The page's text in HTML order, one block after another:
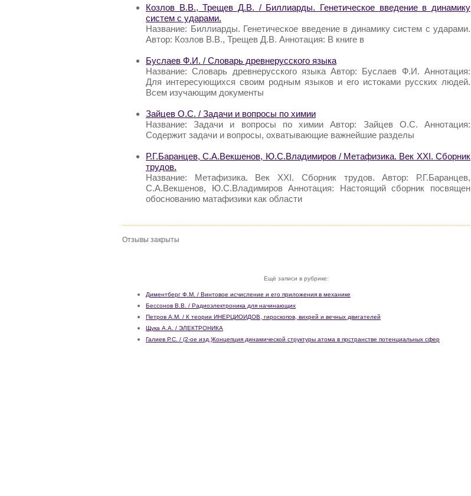
Козлов В.В., Трещев Д.В. / Биллиарды. Генетическое введение в динамику
систем с ударами.
Название: Биллиарды. Генетическое введение в динамику систем с ударами.
Автор: Козлов В.В., Трещев Д.В. Аннотация: В книге в
Буслаев Ф.И. / Словарь древнерусского языка
Название: Словарь древнерусского языка Автор: Буслаев Ф.И. Аннотация:
Для интересующихся своим родным языков и его истоками русских людей.
Всем изучающим документы
Зайцев О.С. / Задачи и вопросы по химии
Название: Задачи и вопросы по химии Автор: Зайцев О.С. Аннотация:
Содержит задачи и вопросы, охватывающие важнейшие разделы
Р.Г.Баранцев, С.А.Векшенов, Ю.С.Владимиров / Метафизика. Век XXI. Сборник
трудов.
Название: Метафизика. Век XXI. Сборник трудов. Автор: Р.Г.Баранцев,
С.А.Векшенов, Ю.С.Владимиров Аннотация: Настоящий сборник посвящен
обоснованию матафизики как области
Отзывы закрыты
Ещё записи в рубрике:
Диментберг Ф.М. / Винтовое исчисление и его приложения в механике
Бессонов В.В. / Радиоэлектроника для начинающих
Петров А.М. / К теории ИНЕРЦИОИДОВ, гироскопов, вихрей и вечных двигателей
Щука А.А. / ЭЛЕКТРОНИКА
Галиев Р.С. / (2-ое изд.)Концепция динамической структуры атома в прстранстве потенциальных сфер